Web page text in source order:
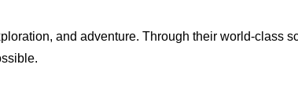
and adventure. Through their world-class